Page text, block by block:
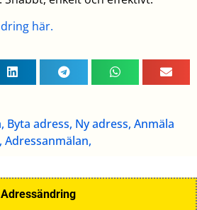
här.
Byta adress, Ny adress, Anmäla
Adressanmälan,
Adressändring